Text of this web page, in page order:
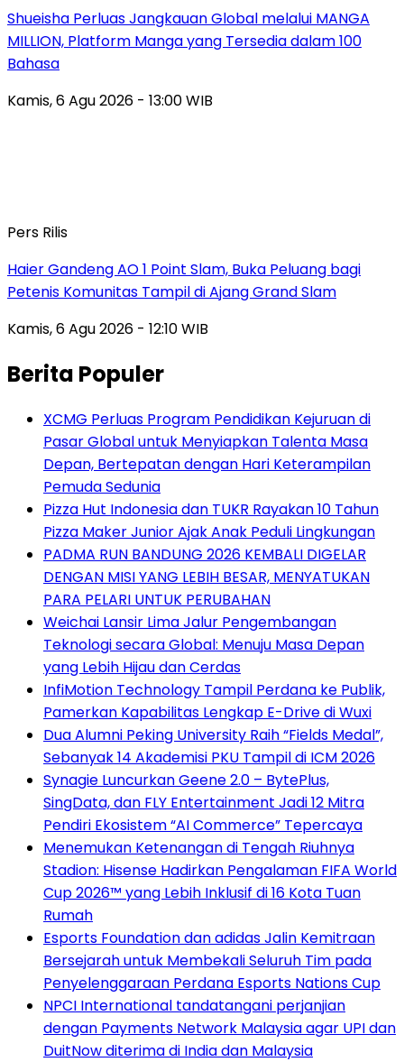
Shueisha Perluas Jangkauan Global melalui MANGA
MILLION, Platform Manga yang Tersedia dalam 100
Bahasa
Kamis, 6 Agu 2026 - 13:00 WIB
Pers Rilis
Haier Gandeng AO 1 Point Slam, Buka Peluang bagi
Petenis Komunitas Tampil di Ajang Grand Slam
Kamis, 6 Agu 2026 - 12:10 WIB
Berita Populer
XCMG Perluas Program Pendidikan Kejuruan di
Pasar Global untuk Menyiapkan Talenta Masa
Depan, Bertepatan dengan Hari Keterampilan
Pemuda Sedunia
Pizza Hut Indonesia dan TUKR Rayakan 10 Tahun
Pizza Maker Junior Ajak Anak Peduli Lingkungan
PADMA RUN BANDUNG 2026 KEMBALI DIGELAR
DENGAN MISI YANG LEBIH BESAR, MENYATUKAN
PARA PELARI UNTUK PERUBAHAN
Weichai Lansir Lima Jalur Pengembangan
Teknologi secara Global: Menuju Masa Depan
yang Lebih Hijau dan Cerdas
InfiMotion Technology Tampil Perdana ke Publik,
Pamerkan Kapabilitas Lengkap E-Drive di Wuxi
Dua Alumni Peking University Raih “Fields Medal”,
Sebanyak 14 Akademisi PKU Tampil di ICM 2026
Synagie Luncurkan Geene 2.0 – BytePlus,
SingData, dan FLY Entertainment Jadi 12 Mitra
Pendiri Ekosistem “AI Commerce” Tepercaya
Menemukan Ketenangan di Tengah Riuhnya
Stadion: Hisense Hadirkan Pengalaman FIFA World
Cup 2026™ yang Lebih Inklusif di 16 Kota Tuan
Rumah
Esports Foundation dan adidas Jalin Kemitraan
Bersejarah untuk Membekali Seluruh Tim pada
Penyelenggaraan Perdana Esports Nations Cup
NPCI International tandatangani perjanjian
dengan Payments Network Malaysia agar UPI dan
DuitNow diterima di India dan Malaysia